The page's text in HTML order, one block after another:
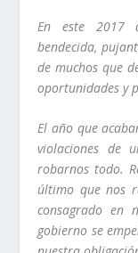
En este 2017
bendecida,
de muchos que
oportunidades y
El año que
violaciones de
robarnos todo.
último que nos
consagrado en
gobierno se